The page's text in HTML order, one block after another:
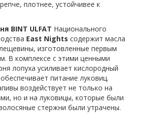
плотнее, устойчивее к
BINT ULFAT Национального
East Nights содержит масла
изготовленные первым
В комплексе с этими ценными
лопуха усиливает кислородный
питание луковиц.
воздействует не только на
но и на луковицы, которые были
стержни были утрачены.